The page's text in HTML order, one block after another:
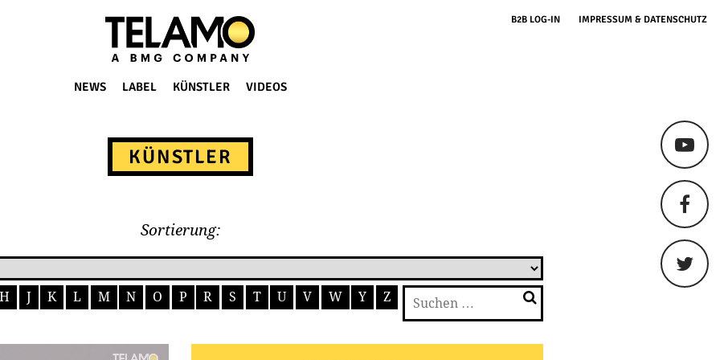
NEWS LABEL KÜNSTLER VIDEOS
B2B LOG-IN IMPRESSUM & DATENSCHUTZ
KÜNSTLER
Sortierung:
H J K L M N O P R S T U V W Y Z
Suchen